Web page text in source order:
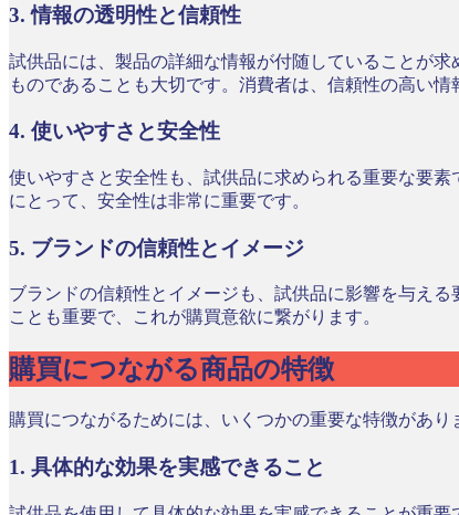
3. 情報の透明性と信頼性
試供品には、製品の詳細な情報が付随していることが
ものであることも大切です。消費者は、信頼性の高い情
4. 使いやすさと安全性
使いやすさと安全性も、試供品に求められる重要な要
にとって、安全性は非常に重要です。
5. ブランドの信頼性とイメージ
ブランドの信頼性とイメージも、試供品に影響を与え
ことも重要で、これが購買意欲に繋がります。
購買につながる商品の特徴
購買につながるためには、いくつかの重要な特徴があ
1. 具体的な効果を実感できること